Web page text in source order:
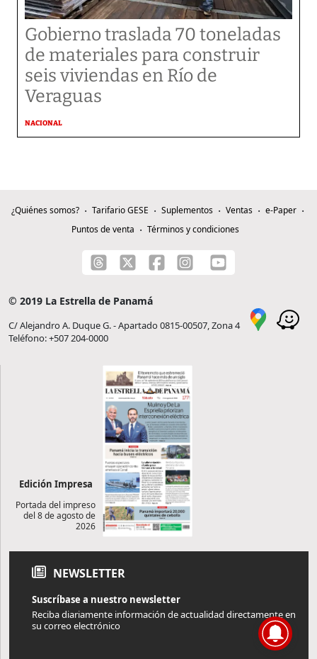
Gobierno traslada 70 toneladas
de materiales para construir
seis viviendas en Río de
Veraguas
NACIONAL
¿Quiénes somos? Tarifario GESE Suplementos Ventas
e-Paper
Puntos de venta
Términos y condiciones
© 2019 La Estrella de Panamá
C/ Alejandro A. Duque G. - Apartado 0815-00507, Zona 4
Teléfono: +507 204-0000
Edición Impresa
Portada del impreso
del 8 de agosto de
2026
NEWSLETTER
Suscríbase a nuestro newsletter
Reciba diariamente información de actualidad directamente en
su correo electrónico